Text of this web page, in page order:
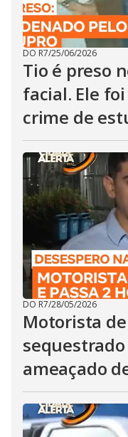
DO R7/25/06/2026
Tio é preso
facial. Ele
crime de
DO R7/28/05/2026
Motorista
ameaçado